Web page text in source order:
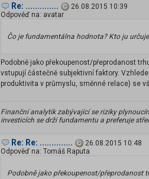
Re: ..............
26.08.2015 10:39
Odpověď na: avatar
Čo je fundamentálna hodnota? Kto ju
Podobně jako překoupenost/přeprodanost
vstupují částečně subjektivní faktory.
produktivita v průmyslu, směnné relace) se
Finanční analytik zabývající se riziky
investicích se drží fundamentu a preferuje
Re: Re: ..............
26.08.2015 10:48
Odpověď na: Tomáš Raputa
Podobně jako překoupenost/přeprodanost